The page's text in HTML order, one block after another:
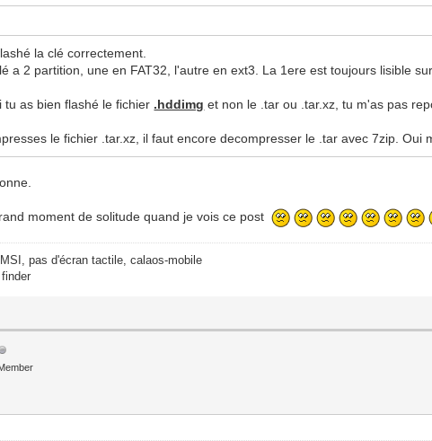
la clé correctement.
a 2 partition, une en FAT32, l'autre en ext3. La 1ere est toujours lisible sur
tu as bien flashé le fichier .hddimg et non le .tar ou .tar.xz, tu m'as pas
le fichier .tar.xz, il faut encore decompresser le .tar avec 7zip. Oui
moment de solitude quand je vois ce post
pas d'écran tactile, calaos-mobile